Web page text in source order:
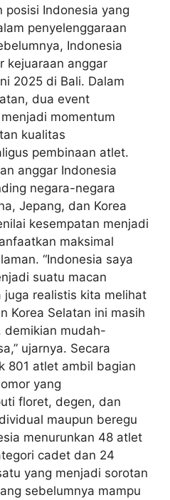
posisi Indonesia yang
penyelenggaraan
Indonesia
kejuaraan anggar
2025 di Bali. Dalam
dua event
momentum
kualitas
pembinaan atlet.
anggar Indonesia
negara-negara
Jepang, dan Korea
kesempatan menjadi
maksimal
“Indonesia saya
suatu macan
juga realistis kita melihat
Korea Selatan ini masih
demikian mudah-
ujarnya. Secara
801 atlet ambil bagian
yang
floret, degen, dan
maupun beregu
menurunkan 48 atlet
cadet dan 24
yang menjadi sorotan
sebelumnya mampu